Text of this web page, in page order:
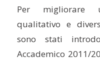
Per migliorare
qualitativo e
sono stati
Accademico 2011/